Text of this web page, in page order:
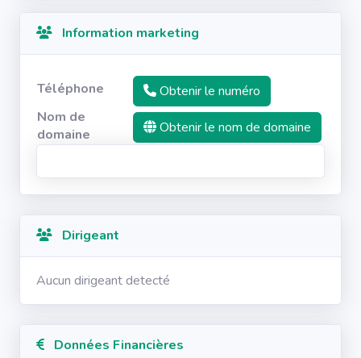
Information marketing
Téléphone
Obtenir le numéro
Nom de
domaine
Obtenir le nom de domaine
Dirigeant
Aucun dirigeant detecté
Données Financières